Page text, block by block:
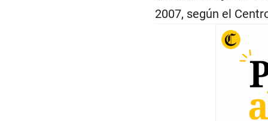
2007, según el